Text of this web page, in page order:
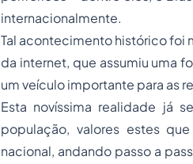
internacionalmente.
Tal acontecimento histórico foi
da internet, que assumiu uma
um veículo importante para as
Esta novíssima realidade já
população, valores estes
nacional, andando passo a